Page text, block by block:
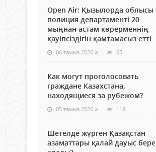
Open Air: Қызылорда облысы
полиция департаменті 20
мыңнан астам көрерменнің
қауіпсіздігін қамтамасыз етті
06 тамыз 2026 ж. 65
Как могут проголосовать
граждане Казахстана,
находящиеся за рубежом?
05 тамыз 2026 ж. 118
Шетелде жүрген Қазақстан
азаматтары қалай дауыс бере